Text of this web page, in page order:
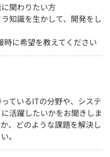
関わりたい方
知識を生かして、開発をし
に希望を教えてください
ているITの分野や、システ
活躍したいかをお聞きしま
、どのような課題を解決し
。